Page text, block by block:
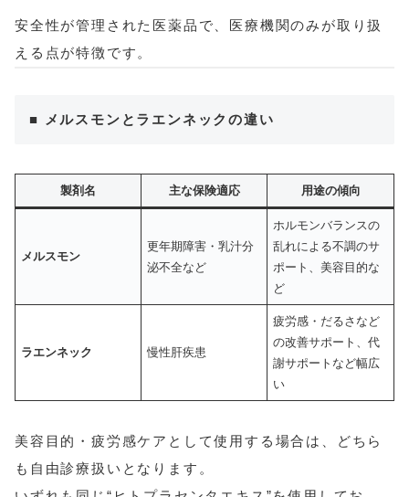
安全性が管理された医薬品で、医療機関のみが取り扱
える点が特徴です。
■ メルスモンとラエンネックの違い
製剤名 主な保険適応 用途の傾向
メルスモン
更年期障害・乳汁分
泌不全など
ホルモンバランスの
乱れによる不調のサ
ポート、美容目的な
ど
ラエンネック 慢性肝疾患
疲労感・だるさなど
の改善サポート、代
謝サポートなど幅広
い
美容目的・疲労感ケアとして使用する場合は、どちら
も自由診療扱いとなります。